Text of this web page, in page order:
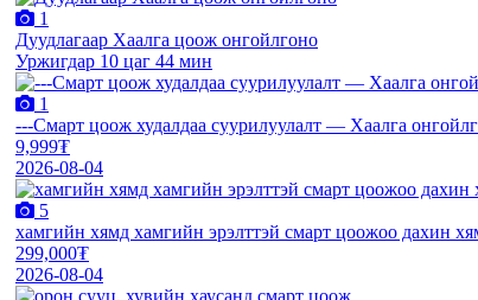
1
Дуудлагаар Хаалга цоож онгойлгоно
Уржигдар 10 цаг 44 мин
1
---Смарт цоож худалдаа суурилуулалт — Хаалга
9,999₮
2026-08-04
5
хамгийн хямд хамгийн эрэлттэй смарт цоожоо дахин
299,000₮
2026-08-04